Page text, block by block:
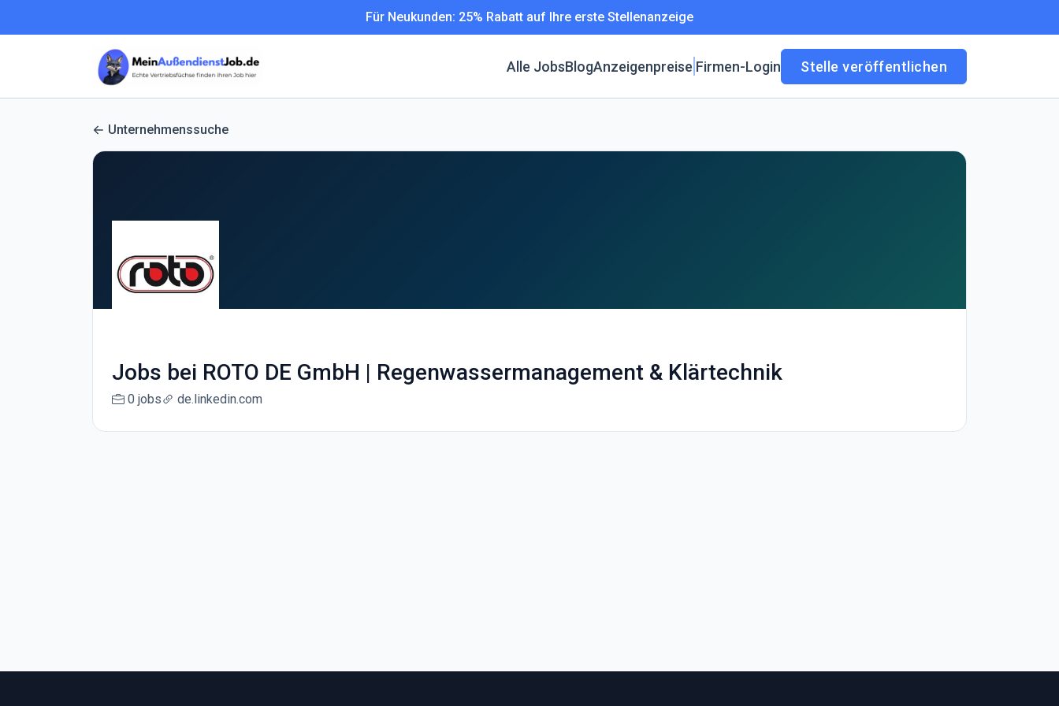
Für Neukunden: 25% Rabatt auf Ihre erste Stellenanzeige
Alle JobsBlogAnzeigenpreise Firmen-Login Stelle veröffentlichen
Unternehmenssuche
Jobs bei ROTO DE GmbH | Regenwassermanagement & Klärtechnik
0 jobs de.linkedin.com